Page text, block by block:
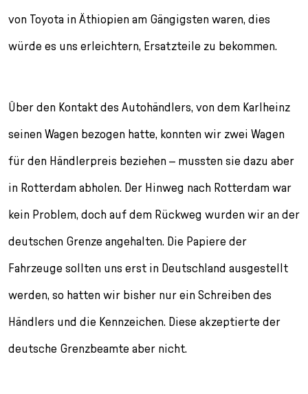
von Toyota in Äthiopien am Gängigsten waren, dies
würde es uns erleichtern, Ersatzteile zu bekommen.
Über den Kontakt des Autohändlers, von dem Karlheinz
seinen Wagen bezogen hatte, konnten wir zwei Wagen
für den Händlerpreis beziehen – mussten sie dazu aber
in Rotterdam abholen. Der Hinweg nach Rotterdam war
kein Problem, doch auf dem Rückweg wurden wir an der
deutschen Grenze angehalten. Die Papiere der
Fahrzeuge sollten uns erst in Deutschland ausgestellt
werden, so hatten wir bisher nur ein Schreiben des
Händlers und die Kennzeichen. Diese akzeptierte der
deutsche Grenzbeamte aber nicht.